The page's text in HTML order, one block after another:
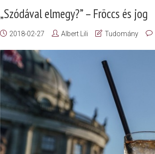
„Szódával elmegy?” – Fröccs és jog
2018-02-27 Albert Lili Tudomány